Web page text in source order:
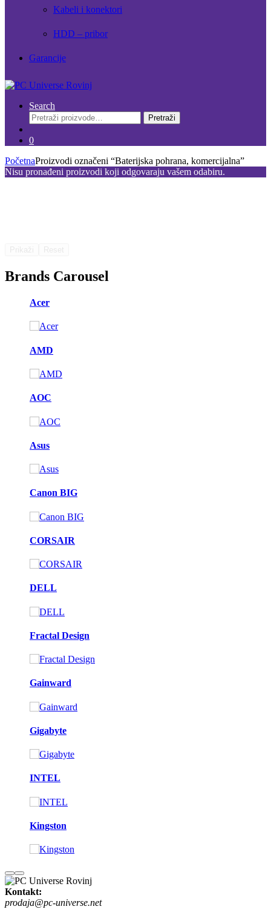
Kabeli i konektori
HDD – pribor
Garancije
Search
Pretraži:
Pretraži
0
PočetnaProizvodi označeni “Baterijska pohrana, komercijalna”
Nisu pronađeni proizvodi koji odgovaraju vašem odabiru.
Brands Carousel
Acer
AMD
AOC
Asus
Canon BIG
CORSAIR
DELL
Fractal Design
Gainward
Gigabyte
INTEL
Kingston
Kontakt:
prodaja@pc-universe.net